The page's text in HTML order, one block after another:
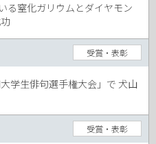
る窒化ガリウムとダイヤモン
学生俳句選手権大会」で 犬山
受賞・表彰
受賞・表彰